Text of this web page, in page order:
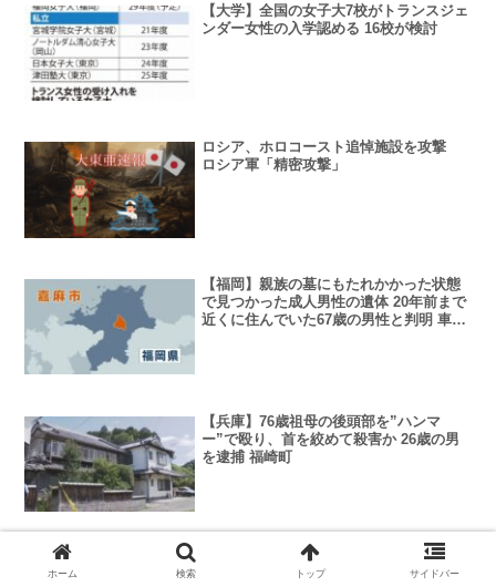
【大学】全国の女子大7校がトランスジェ
ンダー女性の入学認める 16校が検討
ロシア、ホロコースト追悼施設を攻撃
ロシア軍「精密攻撃」
【福岡】親族の墓にもたれかかった状態
で見つかった成人男性の遺体 20年前まで
近くに住んでいた67歳の男性と判明 車に
【兵庫】76歳祖母の後頭部を”ハンマ
ー”で殴り、首を絞めて殺害か 26歳の男
を逮捕 福崎町
テスラ、充電器部門を閉鎖 英紙報道…
マスク氏「急速充電器の拡大を計画して
ホーム 検索 トップ サイドバー